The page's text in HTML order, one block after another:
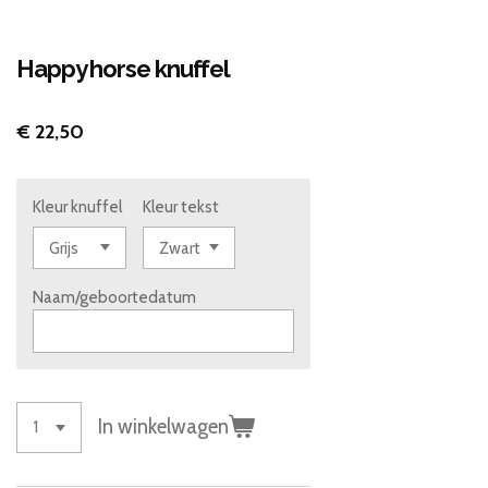
Happy horse knuffel
€ 22,50
Kleur knuffel Kleur tekst
Naam/geboortedatum
In winkelwagen